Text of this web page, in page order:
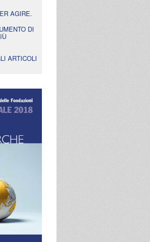
AGIRE.
DI
ARTICOLI